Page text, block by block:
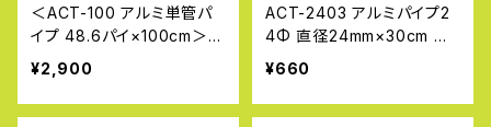
＜ACT-100 アルミ単管パ
イプ 48.6パイ×100cm＞4
8.6Φ 肉厚2〜2.3mm 軽い
アルミ製単管パイプ ガーデ
ン パイプ DIY 園芸棚 果樹
¥2,900
ACT-2403 アルミパイプ2
4Φ 直径24mm×30cm 厚
み2.0〜2.3mm DIY 工作
管パイプ 補修 アルマックス
¥660